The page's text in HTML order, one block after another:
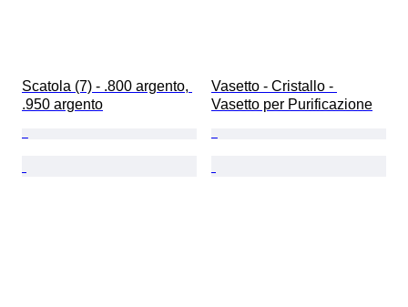
Scatola (7) - .800 argento,
.950 argento
Vasetto - Cristallo -
Vasetto per Purificazione